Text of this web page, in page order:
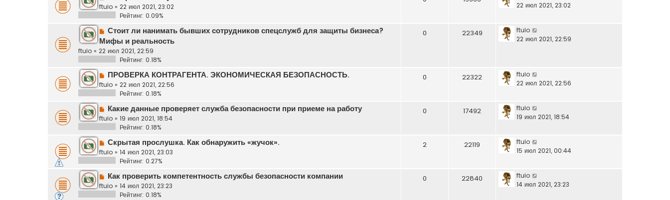
щ
и
ю
у
о
б
и
ю
ftuio » 22 июл 2021, 23:02
Рейтинг: 0.09%
22 июл 2021, 23:02
Стоит ли нанимать бывших сотрудников спецслужб для защиты бизнеса?
Мифы и реальность
ftuio » 22 июл 2021, 22:59
Рейтинг: 0.18%
0 22349
ftuio
22 июл 2021, 22:59
ПРОВЕРКА КОНТРАГЕНТА. ЭКОНОМИЧЕСКАЯ БЕЗОПАСНОСТЬ.
ftuio » 22 июл 2021, 22:56
Рейтинг: 0.18%
0 22322
ftuio
22 июл 2021, 22:56
Какие данные проверяет служба безопасности при приеме на работу
ftuio » 19 июл 2021, 18:54
Рейтинг: 0.18%
0 17492
ftuio
19 июл 2021, 18:54
Скрытая прослушка. Как обнаружить «жучок».
ftuio » 14 июл 2021, 23:03
Рейтинг: 0.27%
2 22119
ftuio
15 июл 2021, 00:44
Как проверить компетентность службы безопасности компании
ftuio » 14 июл 2021, 23:23
Рейтинг: 0.18%
0 22840
ftuio
14 июл 2021, 23:23